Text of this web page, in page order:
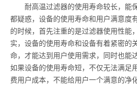
耐高温过滤器的使用寿命较长，能
都疑惑，设备的使用寿命和用户满意度
的时候，首先注重的是过滤器使用性能
实，设备的使用寿命和设备有着紧密的
命，才能达到用户使用需求，同时也能
如果设备的使用寿命短，不仅无法满足
费用户成本，不能给用户一个满意的净